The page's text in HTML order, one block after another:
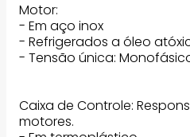
Motor:
- Em aço inox
- Refrigerados a óleo
- Tensão única: Monofásico
Caixa de Controle:
motores.